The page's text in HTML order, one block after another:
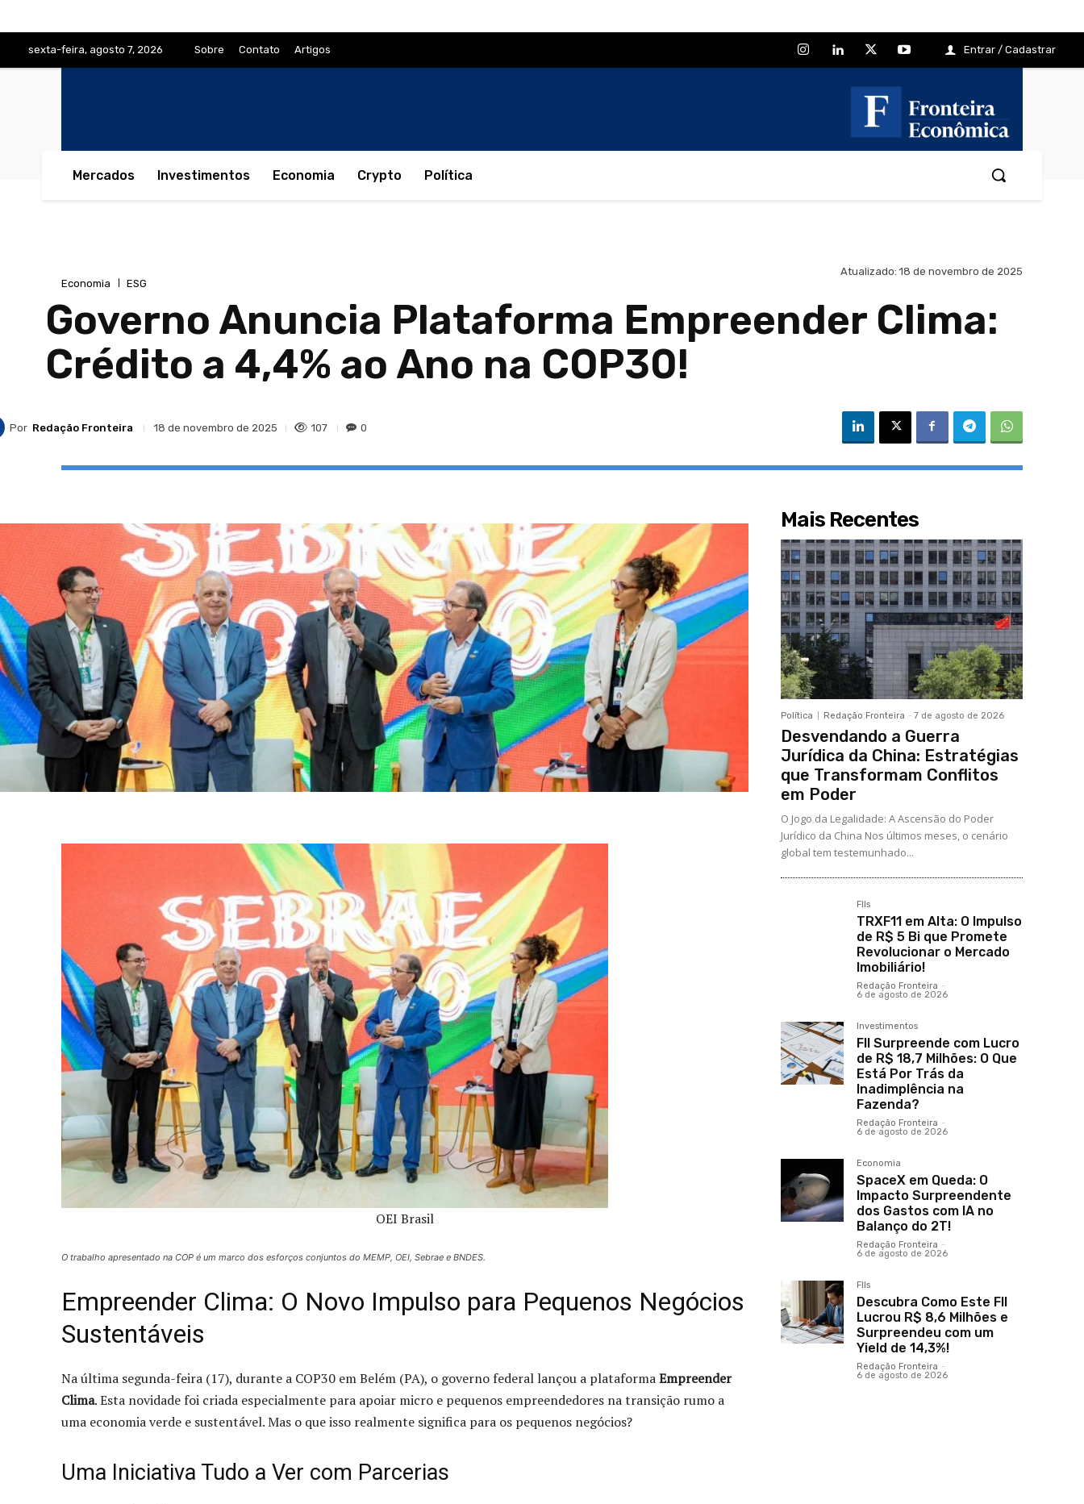
sexta-feira, agosto 7, 2026 Sobre Contato Artigos Entrar / Cadastrar
Mercados Investimentos Economia Crypto Política
Economia ESG
Atualizado: 18 de novembro de 2025
Governo Anuncia Plataforma Empreender Clima:
Crédito a 4,4% ao Ano na COP30!
Por Redação Fronteira 18 de novembro de 2025 107 0
OEI Brasil
O trabalho apresentado na COP é um marco dos esforços conjuntos do MEMP, OEI, Sebrae e BNDES.
Empreender Clima: O Novo Impulso para Pequenos Negócios
Sustentáveis
Na última segunda-feira (17), durante a COP30 em Belém (PA), o governo federal lançou a plataformaEmpreender
Clima. Esta novidade foi criada especialmente para apoiar micro e pequenos empreendedores na transição rumo a
uma economia verde e sustentável. Mas o que isso realmente significa para os pequenos negócios?
Uma Iniciativa Tudo a Ver com Parcerias
Mais Recentes
Política Redação Fronteira - 7 de agosto de 2026
Desvendando a Guerra
Jurídica da China: Estratégias
que Transformam Conflitos
em Poder
O Jogo da Legalidade: A Ascensão do Poder
Jurídico da China Nos últimos meses, o cenário
global tem testemunhado...
FIIs
TRXF11 em Alta: O Impulso
de R$ 5 Bi que Promete
Revolucionar o Mercado
Imobiliário!
Redação Fronteira -
6 de agosto de 2026
Investimentos
FII Surpreende com Lucro
de R$ 18,7 Milhões: O Que
Está Por Trás da
Inadimplência na
Fazenda?
Redação Fronteira -
6 de agosto de 2026
Economia
SpaceX em Queda: O
Impacto Surpreendente
dos Gastos com IA no
Balanço do 2T!
Redação Fronteira -
6 de agosto de 2026
FIIs
Descubra Como Este FII
Lucrou R$ 8,6 Milhões e
Surpreendeu com um
Yield de 14,3%!
Redação Fronteira -
6 de agosto de 2026